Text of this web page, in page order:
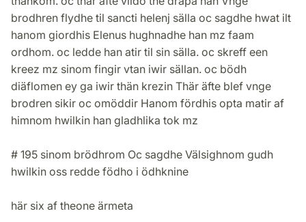
brodhren flydhe til sancti helenj sälla oc sagdhe hwat ilt
hanom giordhis Elenus hughnadhe han mz faam
ordhom. oc ledde han atir til sin sälla. oc skreff een
kreez mz sinom fingir vtan iwir sällan. oc bödh
diäflomen ey ga iwir thän krezin Thär äfte blef vnge
brodren sikir oc omöddir Hanom fördhis opta matir af
himnom hwilkin han gladhlika tok mz
# 195 sinom brödhrom Oc sagdhe Välsighnom gudh
hwilkin oss redde födho i ödhknine
här six af theone ärmeta